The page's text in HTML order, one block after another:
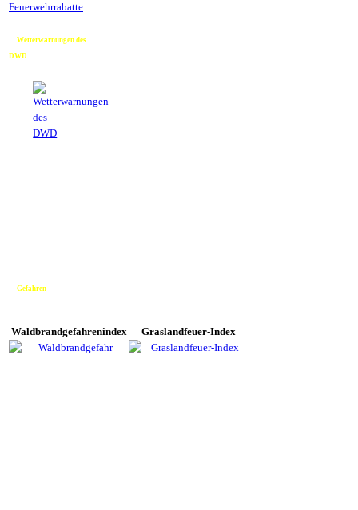
Feuerwehrrabatte
Wetterwarnungen des
DWD
Gefahren
Waldbrandgefahrenindex Graslandfeuer-Index